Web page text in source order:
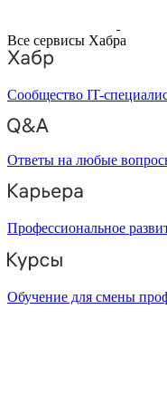
Все сервисы Хабра
Сообщество IT-
Ответы на любые
Профессиональное
Обучение для смены